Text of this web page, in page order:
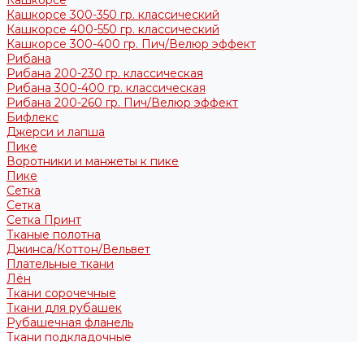
Кашкорсе 300-350 гр. классический
Кашкорсе 400-550 гр. классический
Кашкорсе 300-400 гр. Пич/Велюр эффект
Рибана
Рибана 200-230 гр. классическая
Рибана 300-400 гр. классическая
Рибана 200-260 гр. Пич/Велюр эффект
Бифлекс
Джерси и лапша
Пике
Воротники и манжеты к пике
Пике
Сетка
Сетка
Сетка Принт
Тканые полотна
Джинса/Коттон/Вельвет
Плательные ткани
Лён
Ткани сорочечные
Ткани для рубашек
Рубашечная фланель
Ткани подкладочные